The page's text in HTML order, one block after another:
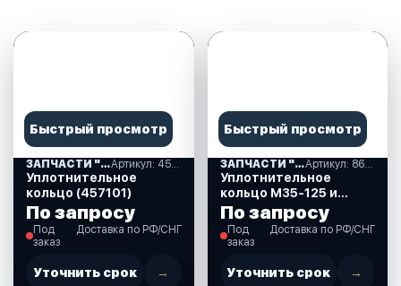
Быстрый просмотр
ЗАПЧАСТИ "MERCURY(75 ; 90)" США (10) Артикул: 457101
Уплотнительное
кольцо (457101)
По запросу
Под
заказ
Доставка по РФ/СНГ
Уточнить срок →
Быстрый просмотр
ЗАПЧАСТИ "MERCURY(75 ; 90)" США (10) Артикул: 861844
Уплотнительное
кольцо М35-125 и
стационар (861844)
По запросу
Под
заказ
Доставка по РФ/СНГ
Уточнить срок →